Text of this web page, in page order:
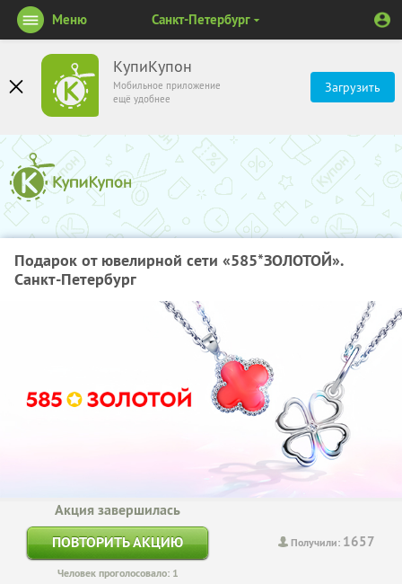
КупиКупон
Мобильное приложение
ещё удобнее
Загрузить
Меню Санкт-Петербург
Подарок от ювелирной сети «585*ЗОЛОТОЙ».
Санкт-Петербург
Получили: 1657
Акция завершилась
ПОВТОРИТЬ АКЦИЮ
Человек проголосовало: 1